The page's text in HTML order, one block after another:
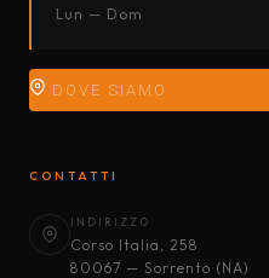
Lun — Dom
DOVE SIAMO
CONTATTI
INDIRIZZO
Corso Italia, 258
80067 — Sorrento (NA)